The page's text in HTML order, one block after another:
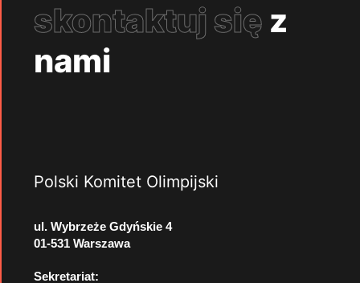
skontaktuj się z
nami
Polski Komitet Olimpijski
ul. Wybrzeże Gdyńskie 4
01-531 Warszawa
Sekretariat: